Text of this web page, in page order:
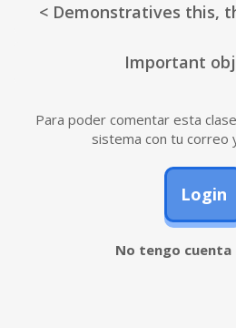
< Demonstratives this,
Important
Para poder comentar esta
sistema con tu correo
Login
No tengo